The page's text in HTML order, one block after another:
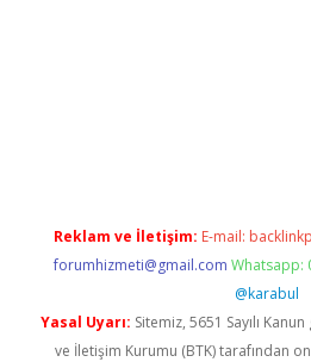
Reklam ve İletişim: E-mail:
forumhizmeti@gmail.com Whatsapp:
@karabul
Yasal Uyarı: Sitemiz, 5651 Sayılı
ve İletişim Kurumu (BTK) tarafından